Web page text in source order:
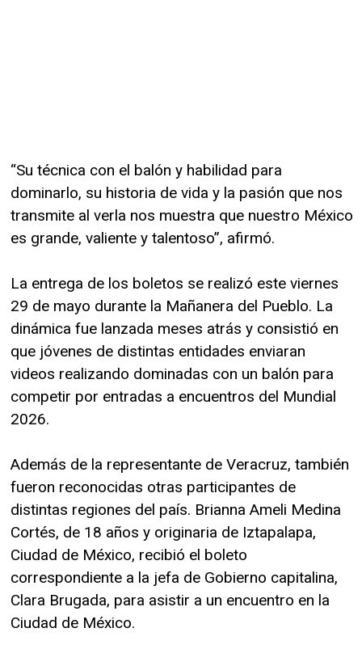
“Su técnica con el balón y habilidad para
dominarlo, su historia de vida y la pasión que nos
transmite al verla nos muestra que nuestro México
es grande, valiente y talentoso”, afirmó.
La entrega de los boletos se realizó este viernes
29 de mayo durante la Mañanera del Pueblo. La
dinámica fue lanzada meses atrás y consistió en
que jóvenes de distintas entidades enviaran
videos realizando dominadas con un balón para
competir por entradas a encuentros del Mundial
2026.
Además de la representante de Veracruz, también
fueron reconocidas otras participantes de
distintas regiones del país. Brianna Ameli Medina
Cortés, de 18 años y originaria de Iztapalapa,
Ciudad de México, recibió el boleto
correspondiente a la jefa de Gobierno capitalina,
Clara Brugada, para asistir a un encuentro en la
Ciudad de México.